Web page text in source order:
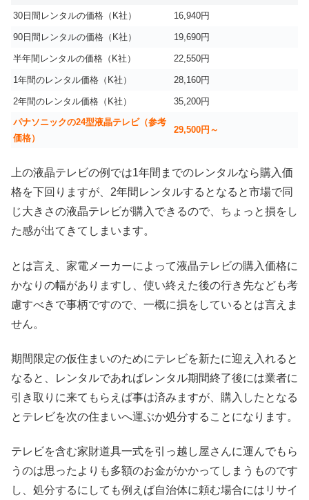
30日間レンタルの価格（K社） 16,940円
90日間レンタルの価格（K社） 19,690円
半年間レンタルの価格（K社） 22,550円
1年間のレンタル価格（K社） 28,160円
2年間のレンタル価格（K社）
35,200円
パナソニックの24型液晶テレビ（参考
価格）
29,500円～
上の液晶テレビの例では1年間までのレンタルなら購入価
格を下回りますが、2年間レンタルするとなると市場で同
じ大きさの液晶テレビが購入できるので、ちょっと損をし
た感が出てきてしまいます。
とは言え、家電メーカーによって液晶テレビの購入価格に
かなりの幅がありますし、使い終えた後の行き先なども考
慮すべきで事柄ですので、一概に損をしているとは言えま
せん。
期間限定の仮住まいのためにテレビを新たに迎え入れると
なると、レンタルであればレンタル期間終了後には業者に
引き取りに来てもらえば事は済みますが、購入したとなる
とテレビを次の住まいへ運ぶか処分することになります。
テレビを含む家財道具一式を引っ越し屋さんに運んでもら
うのは思ったよりも多額のお金がかかってしまうものです
し、処分するにしても例えば自治体に頼む場合にはリサイ